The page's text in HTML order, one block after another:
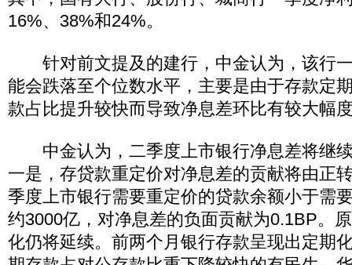
16%、38%和24%。
针对前文提及的建行，中金认为，该行
能会跌落至个位数水平，主要是由于存款定
款占比提升较快而导致净息差环比有较大幅
中金认为，二季度上市银行净息差将继
一是，存贷款重定价对净息差的贡献将由正
季度上市银行需要重定价的贷款余额小于需
约3000亿，对净息差的负面贡献为0.1BP。
化仍将延续。前两个月银行存款呈现出定期